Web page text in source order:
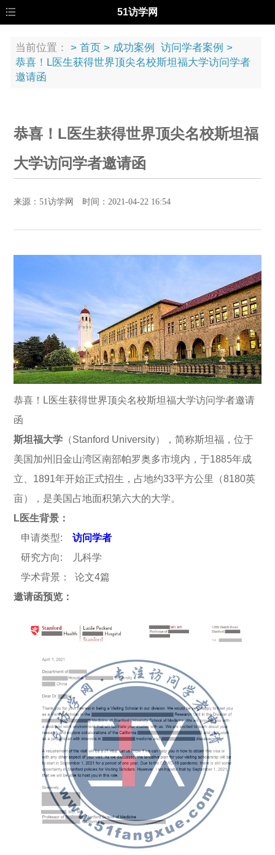
51访学网
当前位置： > 首页 > 成功案例 访问学者案例 >
恭喜！L医生获得世界顶尖名校斯坦福大学访问学者
邀请函
恭喜！L医生获得世界顶尖名校斯坦福
大学访问学者邀请函
来源：51访学网 时间：2021-04-22 16:54
恭喜！L医生获得世界顶尖名校斯坦福大学访问学者邀请
函
斯坦福大学 （Stanford University），简称斯坦福，位于
美国加州旧金山湾区南部帕罗奥多市境内，于1885年成
立、1891年开始正式招生，占地约33平方公里（8180英
亩），是美国占地面积第六大的大学。
L医生背景：
申请类型:
访问学者
研究方向: 儿科学
学术背景： 论文4篇
邀请函预览：